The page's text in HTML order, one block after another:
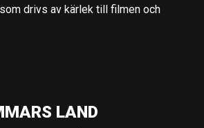
drivs av kärlek till filmen och
LAND